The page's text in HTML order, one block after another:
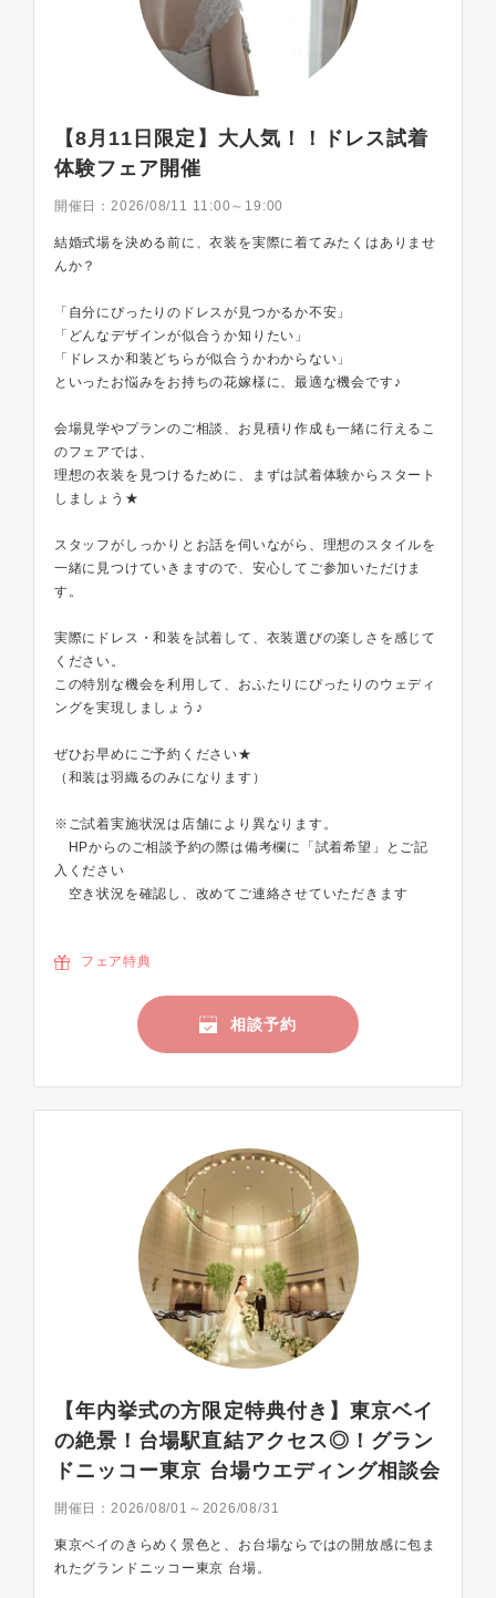
【8月11日限定】大人気！！ドレス試着
体験フェア開催
開催日： 2026/08/11 11:00～19:00
結婚式場を決める前に、衣装を実際に着てみたくはありませ
んか？
「自分にぴったりのドレスが見つかるか不安」
「どんなデザインが似合うか知りたい」
「ドレスか和装どちらが似合うかわからない」
といったお悩みをお持ちの花嫁様に、最適な機会です♪
会場見学やプランのご相談、お見積り作成も一緒に行えるこ
のフェアでは、
理想の衣装を見つけるために、まずは試着体験からスタート
しましょう★
スタッフがしっかりとお話を伺いながら、理想のスタイルを
一緒に見つけていきますので、安心してご参加いただけま
す。
実際にドレス・和装を試着して、衣装選びの楽しさを感じて
ください。
この特別な機会を利用して、おふたりにぴったりのウェディ
ングを実現しましょう♪
ぜひお早めにご予約ください★
（和装は羽織るのみになります）
※ご試着実施状況は店舗により異なります。
HPからのご相談予約の際は備考欄に「試着希望」とご記
入ください
空き状況を確認し、改めてご連絡させていただきます
フェア特典
相談予約
【年内挙式の方限定特典付き】東京ベイ
の絶景！台場駅直結アクセス◎！グラン
ドニッコー東京 台場ウエディング相談会
開催日： 2026/08/01～2026/08/31
東京ベイのきらめく景色と、お台場ならではの開放感に包ま
れたグランドニッコー東京 台場。